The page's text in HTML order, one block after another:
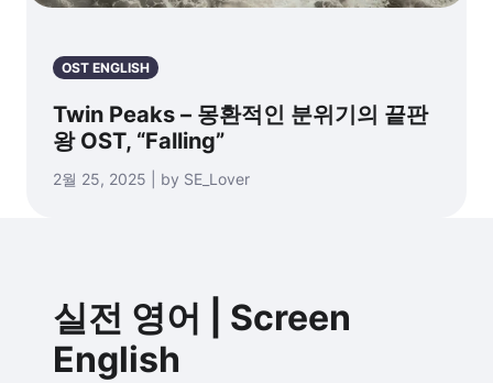
OST ENGLISH
Twin Peaks – 몽환적인 분위기의 끝판
왕 OST, “Falling”
2월 25, 2025 | by SE_Lover
실전 영어 | Screen
English